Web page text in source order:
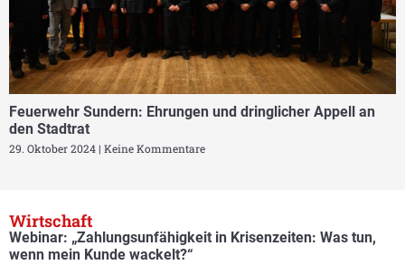
Feuerwehr Sundern: Ehrungen und dringlicher Appell an
den Stadtrat
29. Oktober 2024 Keine Kommentare
Wirtschaft
Webinar: „Zahlungsunfähigkeit in Krisenzeiten: Was tun,
wenn mein Kunde wackelt?“